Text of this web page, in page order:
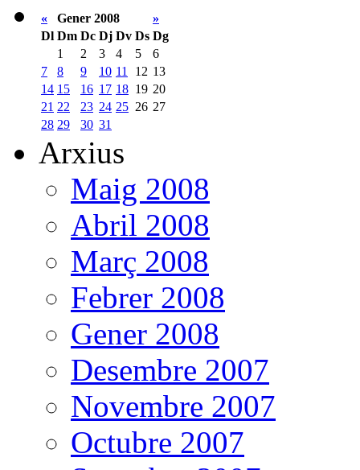
« Gener 2008
»
Dl Dm Dc Dj Dv Ds Dg
1
2 3 4 5
6
7
8 9 10 11 12 13
14 15 16 17 18 19 20
21 22 23 24 25 26 27
28 29 30 31
Arxius
Maig 2008
Abril 2008
Març 2008
Febrer 2008
Gener 2008
Desembre 2007
Novembre 2007
Octubre 2007